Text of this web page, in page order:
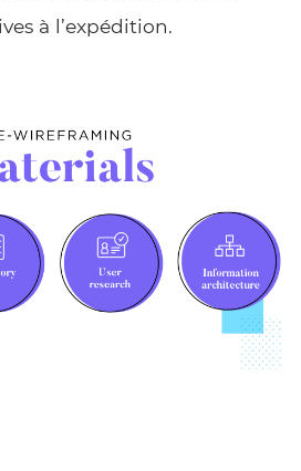
à l’expédition.